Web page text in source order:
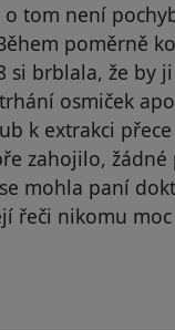
tom není
poměrně
si brblala, že by
osmiček
k extrakci
zahojilo,
mohla paní
řeči nikomu